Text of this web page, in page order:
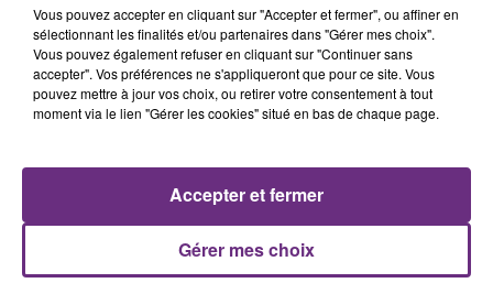
LES PODCASTS
Vous pouvez accepter en cliquant sur "Accepter et fermer", ou affiner en
sélectionnant les finalités et/ou partenaires dans "Gérer mes choix".
Vous pouvez également refuser en cliquant sur "Continuer sans
accepter". Vos préférences ne s'appliqueront que pour ce site. Vous
pouvez mettre à jour vos choix, ou retirer votre consentement à tout
moment via le lien "Gérer les cookies" situé en bas de chaque page.
Gérer mes choix
Accepter et fermer